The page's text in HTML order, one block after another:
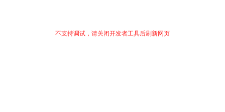
不支持调试，请关闭开发者工具后刷新网页